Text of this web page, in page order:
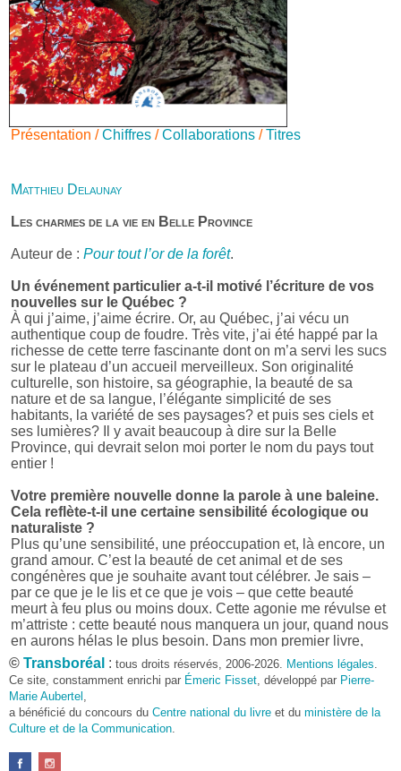
Présentation /Chiffres /Collaborations /Titres
Matthieu Delaunay
Les charmes de la vie en Belle Province
Auteur de : Pour tout l’or de la forêt.
Un événement particulier a-t-il motivé l’écriture de vos
nouvelles sur le Québec ?
À qui j’aime, j’aime écrire. Or, au Québec, j’ai vécu un
authentique coup de foudre. Très vite, j’ai été happé par la
richesse de cette terre fascinante dont on m’a servi les sucs
sur le plateau d’un accueil merveilleux. Son originalité
culturelle, son histoire, sa géographie, la beauté de sa
nature et de sa langue, l’élégante simplicité de ses
habitants, la variété de ses paysages? et puis ses ciels et
ses lumières? Il y avait beaucoup à dire sur la Belle
Province, qui devrait selon moi porter le nom du pays tout
entier !
Votre première nouvelle donne la parole à une baleine.
Cela reflète-t-il une certaine sensibilité écologique ou
naturaliste ?
Plus qu’une sensibilité, une préoccupation et, là encore, un
grand amour. C’est la beauté de cet animal et de ses
congénères que je souhaite avant tout célébrer. Je sais –
par ce que je le lis et ce que je vois – que cette beauté
meurt à feu plus ou moins doux. Cette agonie me révulse et
m’attriste : cette beauté nous manquera un jour, quand nous
en aurons hélas le plus besoin. Dans mon premier livre,
j’avais pris goût à me mettre dans la peau d’une bête. Outre
l’intérêt de l’exercice littéraire, il me semble que cela peut
être un bon moyen pour transmettre certains messages.
Pourquoi avoir choisi le format des nouvelles plutôt
qu’un autre ?
D’abord parce que j’aime (décidément!) en lire !
© Transboréal : tous droits réservés, 2006-2026. Mentions légales
Ce site, constamment enrichi par Émeric Fisset , développé par Pierre-
Marie Aubertel
a bénéficié du concours du Centre national du livre et du ministère de la
Culture et de la Communication